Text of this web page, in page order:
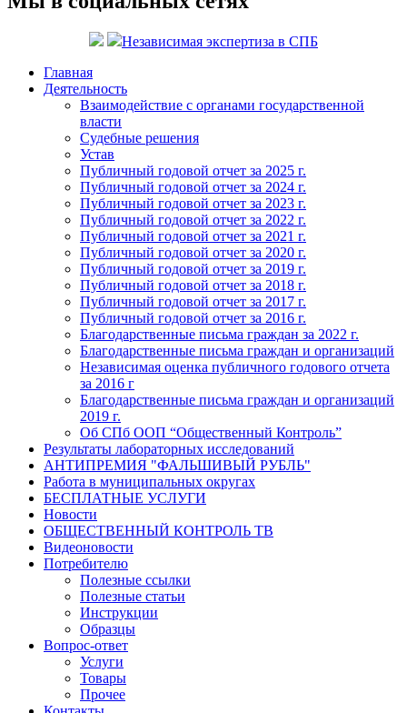
Независимая экспертиза в СПБ
Главная
Деятельность
Взаимодействие с органами государственной
власти
Судебные решения
Устав
Публичный годовой отчет за 2025 г.
Публичный годовой отчет за 2024 г.
Публичный годовой отчет за 2023 г.
Публичный годовой отчет за 2022 г.
Публичный годовой отчет за 2021 г.
Публичный годовой отчет за 2020 г.
Публичный годовой отчет за 2019 г.
Публичный годовой отчет за 2018 г.
Публичный годовой отчет за 2017 г.
Публичный годовой отчет за 2016 г.
Благодарственные письма граждан за 2022 г.
Благодарственные письма граждан и организаций
Независимая оценка публичного годового отчета
за 2016 г
Благодарственные письма граждан и организаций
2019 г.
Об СПб ООП “Общественный Контроль”
Результаты лабораторных исследований
АНТИПРЕМИЯ "ФАЛЬШИВЫЙ РУБЛЬ"
Работа в муниципальных округах
БЕСПЛАТНЫЕ УСЛУГИ
Новости
ОБЩЕСТВЕННЫЙ КОНТРОЛЬ ТВ
Видеоновости
Потребителю
Полезные ссылки
Полезные статьи
Инструкции
Образцы
Вопрос-ответ
Услуги
Товары
Прочее